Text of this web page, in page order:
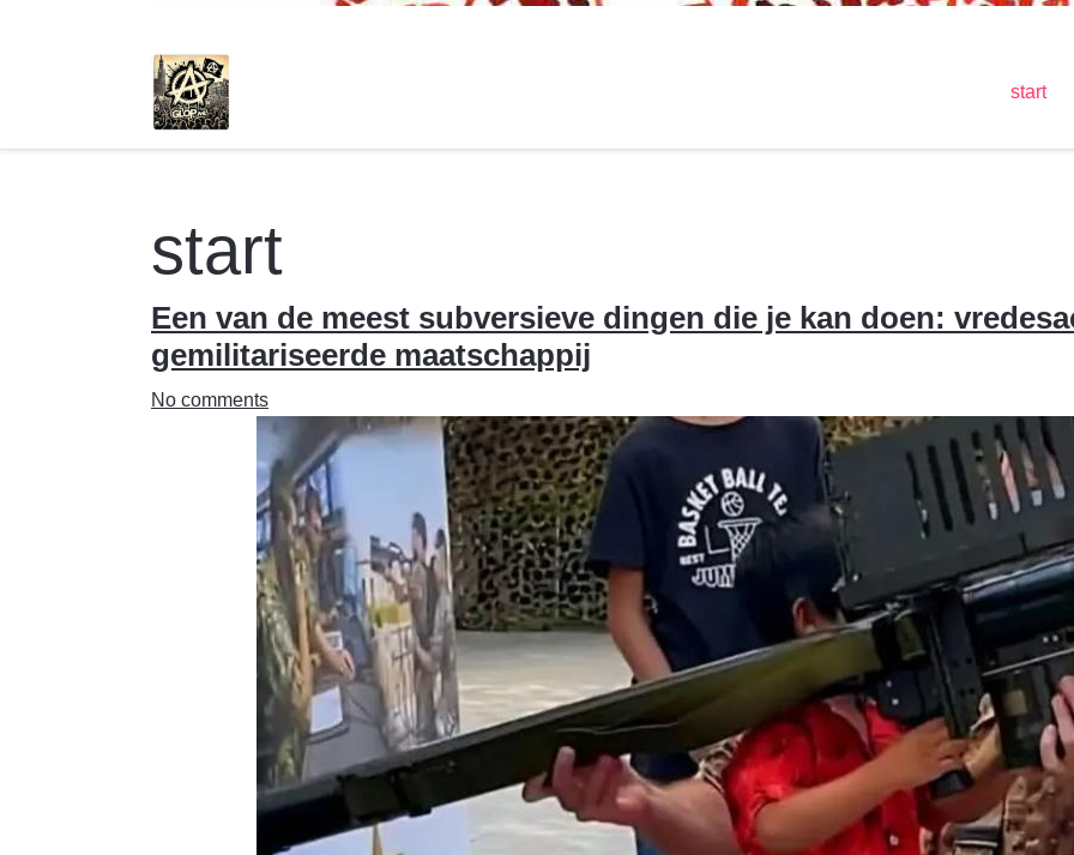
start
start
Een van de meest subversieve dingen die je kan doen:
gemilitariseerde maatschappij
No comments